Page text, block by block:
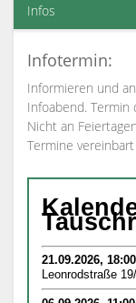
Infos
Infotermin:
Informieren und
Infoabend.
Nicht an
Termine